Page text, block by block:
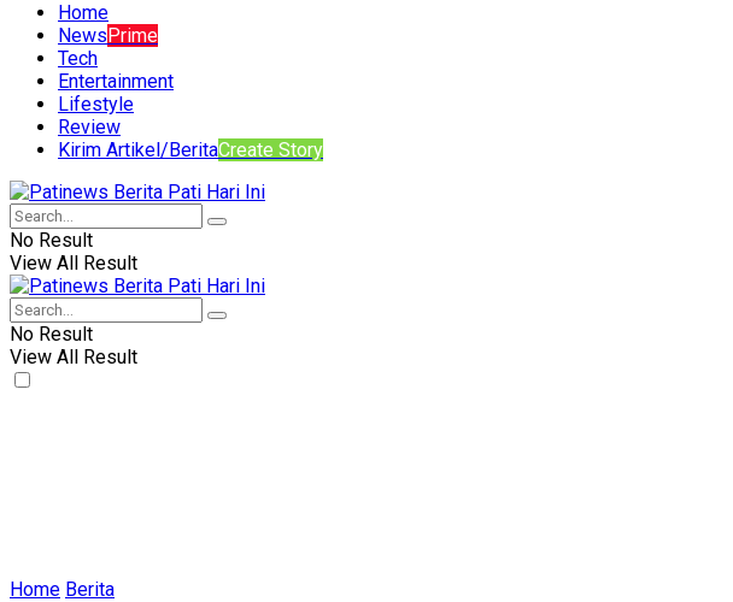
Home
NewsPrime
Tech
Entertainment
Lifestyle
Review
Kirim Artikel/BeritaCreate Story
No Result
View All Result
No Result
View All Result
Home Berita